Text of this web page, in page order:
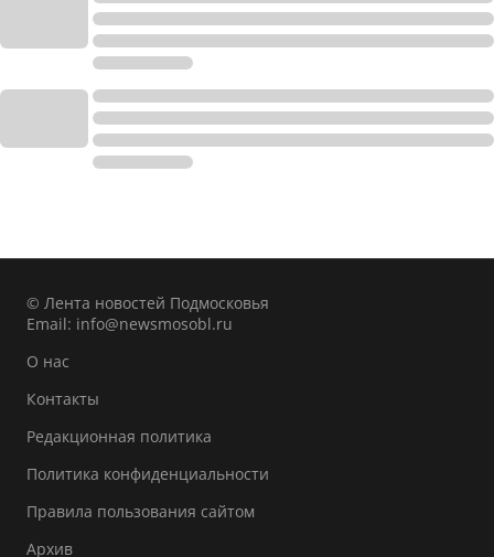
© Лента новостей Подмосковья
Email: info@newsmosobl.ru
О нас
Контакты
Редакционная политика
Политика конфиденциальности
Правила пользования сайтом
Архив